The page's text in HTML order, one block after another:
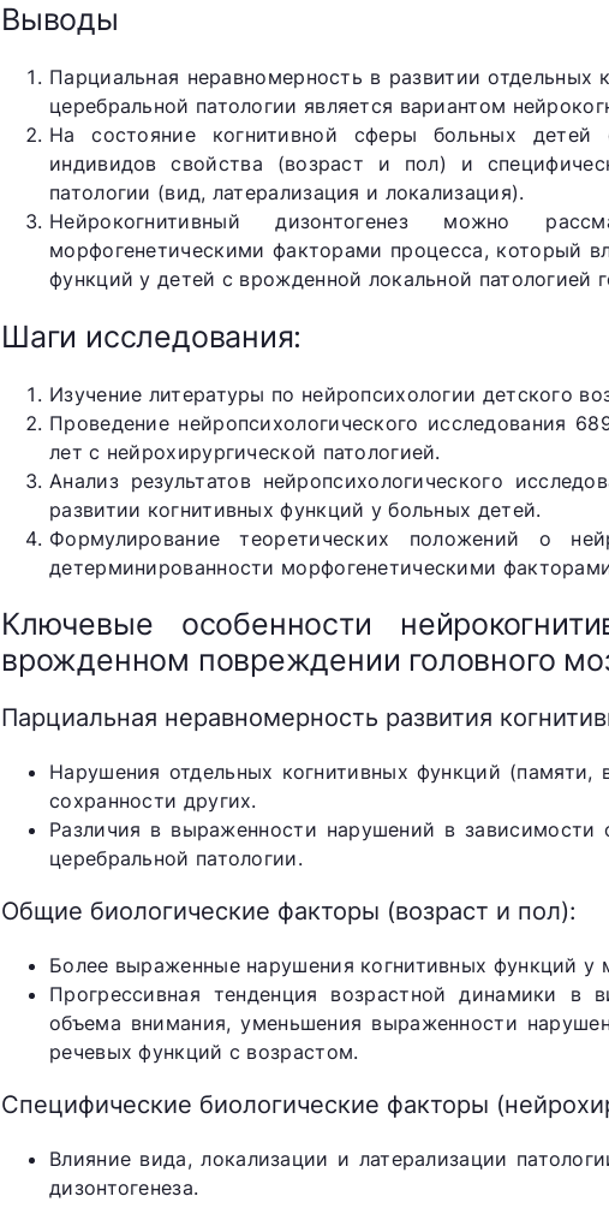
Выводы
Парциальная неравномерность в развитии
церебральной патологии является вариантом
На состояние когнитивной сферы больных
индивидов свойства (возраст и пол) и
патологии (вид, латерализация и локализация).
Нейрокогнитивный дизонтогенез можно
морфогенетическими факторами процесса, который
функций у детей с врожденной локальной патологией
Шаги исследования:
Изучение литературы по нейропсихологии детского
Проведение нейропсихологического исследования
лет с нейрохирургической патологией.
Анализ результатов нейропсихологического
развитии когнитивных функций у больных детей.
Формулирование теоретических положений о
детерминированности морфогенетическими
Ключевые особенности
врожденном повреждении головного
Парциальная неравномерность развития
Нарушения отдельных когнитивных функций (памяти,
сохранности других.
Различия в выраженности нарушений в зависимости
церебральной патологии.
Общие биологические факторы (возраст и пол):
Более выраженные нарушения когнитивных функций у
Прогрессивная тенденция возрастной динамики в
объема внимания, уменьшения выраженности
речевых функций с возрастом.
Специфические биологические факторы
Влияние вида, локализации и латерализации
дизонтогенеза.